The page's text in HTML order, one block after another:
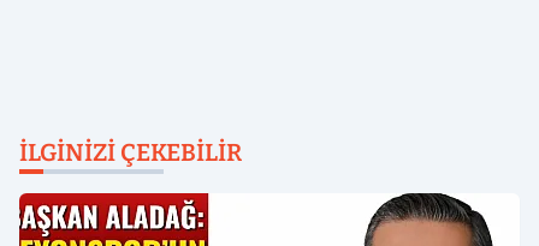
İLGINIZI ÇEKEBILIR